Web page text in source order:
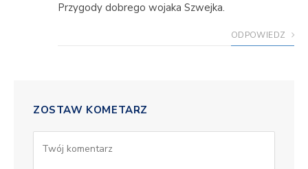
Przygody dobrego wojaka Szwejka.
ODPOWIEDZ
ZOSTAW KOMETARZ